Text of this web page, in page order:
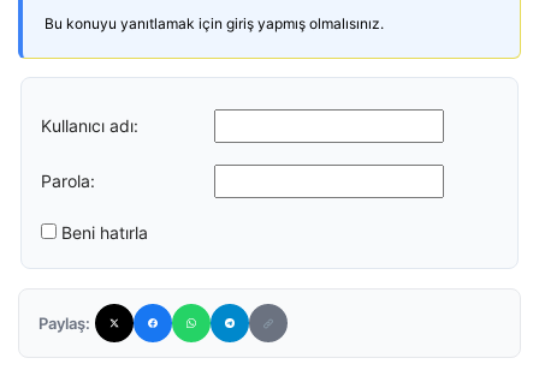
Bu konuyu yanıtlamak için giriş yapmış olmalısınız.
Kullanıcı adı:
Parola:
Beni hatırla
Paylaş: